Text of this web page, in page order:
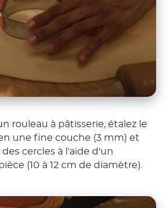
rouleau à pâtisserie, étalez le
une fine couche (3 mm) et
cercles à l'aide d'un
(10 à 12 cm de diamètre).